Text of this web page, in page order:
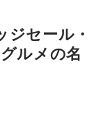
て、それも楽し
れたら楽しいだ
できて楽しかっ
外来語です。ボ
す言葉として定
が福岡県議会の
国志』という言
良太さん、そし
セール・
ルメの名